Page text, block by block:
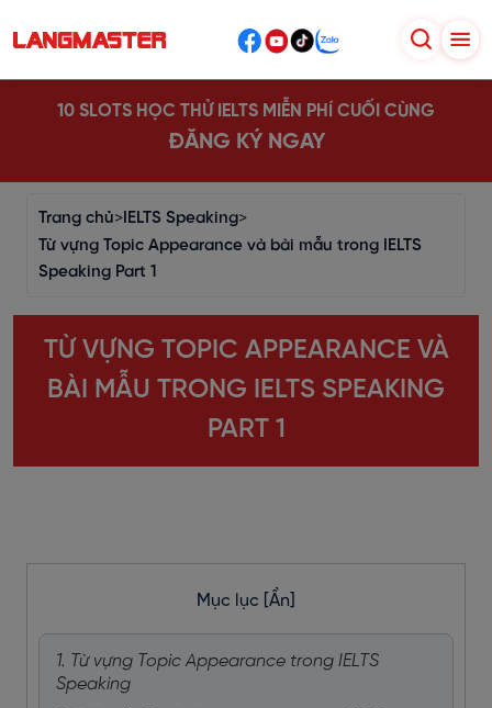
10 SLOTS HỌC THỬ IELTS MIỄN PHÍ CUỐI CÙNG
ĐĂNG KÝ NGAY
Trang chủ> IELTS Speaking>
Từ vựng Topic Appearance và bài mẫu trong IELTS
Speaking Part 1
TỪ VỰNG TOPIC APPEARANCE VÀ
BÀI MẪU TRONG IELTS SPEAKING
PART 1
Mục lục [Ẩn]
1. Từ vựng Topic Appearance trong IELTS
Speaking